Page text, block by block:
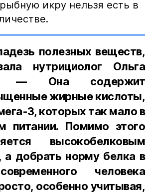
икру нельзя есть в
полезных веществ,
нутрициолог Ольга
— Она содержит
жирные кислоты,
3, которых так мало в
питании. Помимо этого
высокобелковым
а добрать норму белка в
человека
особенно учитывая,